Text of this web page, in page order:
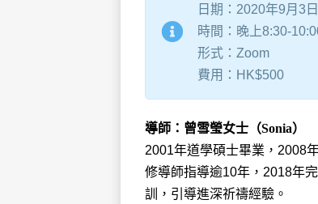
日期：2020年9月3
時間：晚上8:30-
形式：Zoom
費用：HK$500
導師：曾雪瑩女士（Sonia）
2001年道學碩士畢業，2008
修導師指導逾10年，2018年
訓，引導進深祈禱經驗。